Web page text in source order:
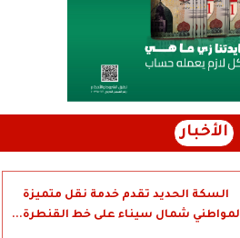
الأخبار
السكة الحديد تقدم خدمة نقل متميزة
لمواطني شمال سيناء على خط القنطرة...